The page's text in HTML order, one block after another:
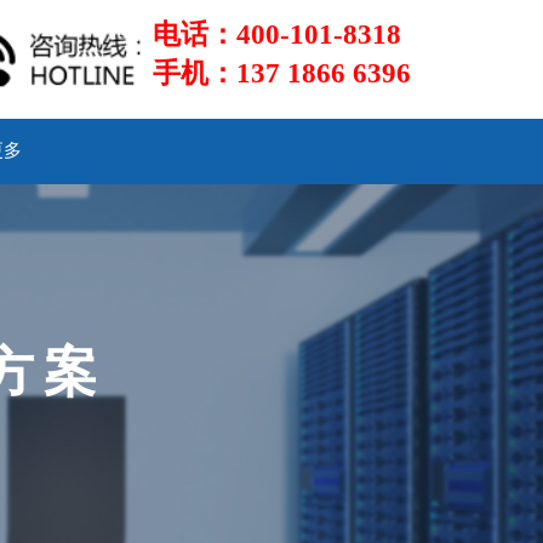
电话：400-101-8318
手机：137 1866 6396
案